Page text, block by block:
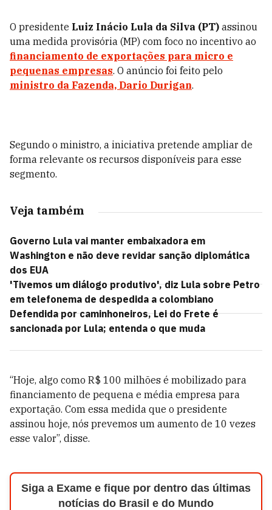
O presidente Luiz Inácio Lula da Silva (PT) assinou
uma medida provisória (MP) com foco no incentivo ao
financiamento de exportações para micro e
pequenas empresas. O anúncio foi feito pelo
ministro da Fazenda, Dario Durigan.
Segundo o ministro, a iniciativa pretende ampliar de
forma relevante os recursos disponíveis para esse
segmento.
Veja também
Governo Lula vai manter embaixadora em
Washington e não deve revidar sanção diplomática
dos EUA
'Tivemos um diálogo produtivo', diz Lula sobre Petro
em telefonema de despedida a colombiano
Defendida por caminhoneiros, Lei do Frete é
sancionada por Lula; entenda o que muda
“Hoje, algo como R$ 100 milhões é mobilizado para
financiamento de pequena e média empresa para
exportação. Com essa medida que o presidente
assinou hoje, nós prevemos um aumento de 10 vezes
esse valor”, disse.
Siga a Exame e fique por dentro das últimas
notícias do Brasil e do Mundo